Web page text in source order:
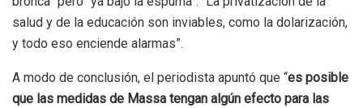
salud y de la educación son inviables, como la dolarización,
y todo eso enciende alarmas”.
A modo de conclusión, el periodista apuntó que “es posible
que las medidas de Massa tengan algún efecto para las